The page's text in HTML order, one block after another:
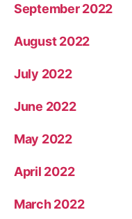
September 2022
August 2022
July 2022
June 2022
May 2022
April 2022
March 2022